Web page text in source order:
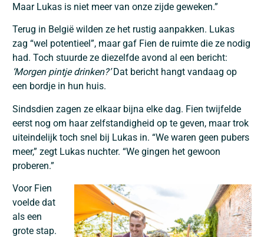
Maar Lukas is niet meer van onze zijde geweken.”
Terug in België wilden ze het rustig aanpakken. Lukas
zag “wel potentieel”, maar gaf Fien de ruimte die ze nodig
had. Toch stuurde ze diezelfde avond al een bericht:
‘Morgen pintje drinken?’Dat bericht hangt vandaag op
een bordje in hun huis.
Sindsdien zagen ze elkaar bijna elke dag. Fien twijfelde
eerst nog om haar zelfstandigheid op te geven, maar trok
uiteindelijk toch snel bij Lukas in. “We waren geen pubers
meer,” zegt Lukas nuchter. “We gingen het gewoon
proberen.”
Voor Fien
voelde dat
als een
grote stap.